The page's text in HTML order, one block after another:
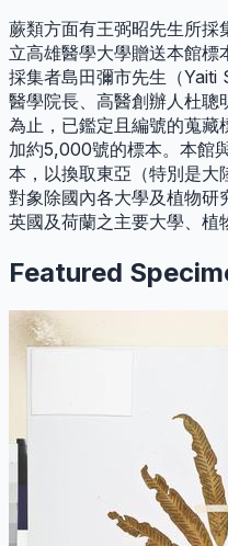
蕨類方面有王弼昭先生所
立高雄醫學大學贈送本館
採集者島田彌市先生（Yaiti
醫學院長、高醫創辦人杜
為止，已鑑定且編號的蒐藏
加約5,000號的標本。本館
本，以換取東亞（特別是大
對象除國內各大學及植物研
英國及荷蘭之主要大學、植
Featured